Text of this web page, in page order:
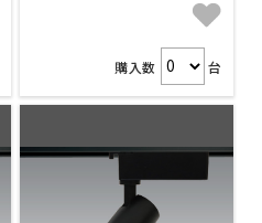
購入数 台